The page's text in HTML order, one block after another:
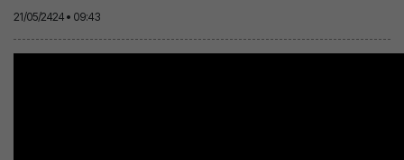
21/05/2424 • 09:43